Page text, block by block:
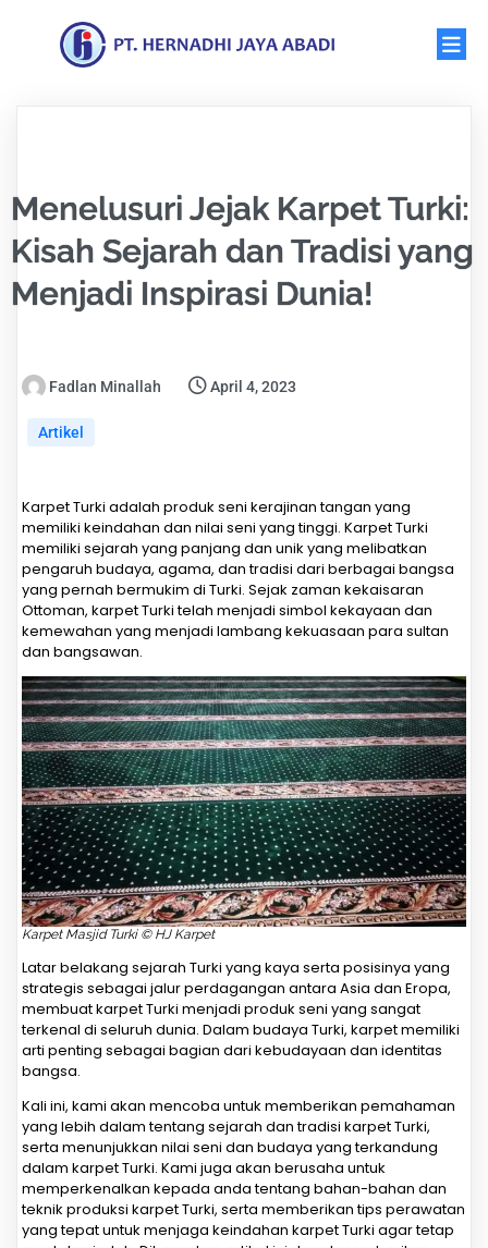
Menelusuri Jejak Karpet Turki:
Kisah Sejarah dan Tradisi yang
Menjadi Inspirasi Dunia!
Fadlan Minallah April 4, 2023
Artikel
Karpet Turki adalah produk seni kerajinan tangan yang
memiliki keindahan dan nilai seni yang tinggi. Karpet Turki
memiliki sejarah yang panjang dan unik yang melibatkan
pengaruh budaya, agama, dan tradisi dari berbagai bangsa
yang pernah bermukim di Turki. Sejak zaman kekaisaran
Ottoman, karpet Turki telah menjadi simbol kekayaan dan
kemewahan yang menjadi lambang kekuasaan para sultan
dan bangsawan.
Karpet Masjid Turki © HJ Karpet
Latar belakang sejarah Turki yang kaya serta posisinya yang
strategis sebagai jalur perdagangan antara Asia dan Eropa,
membuat karpet Turki menjadi produk seni yang sangat
terkenal di seluruh dunia. Dalam budaya Turki, karpet memiliki
arti penting sebagai bagian dari kebudayaan dan identitas
bangsa.
Kali ini, kami akan mencoba untuk memberikan pemahaman
yang lebih dalam tentang sejarah dan tradisi karpet Turki,
serta menunjukkan nilai seni dan budaya yang terkandung
dalam karpet Turki. Kami juga akan berusaha untuk
memperkenalkan kepada anda tentang bahan-bahan dan
teknik produksi karpet Turki, serta memberikan tips perawatan
yang tepat untuk menjaga keindahan karpet Turki agar tetap